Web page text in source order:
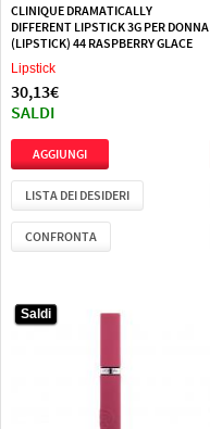
CLINIQUE DRAMATICALLY
DIFFERENT LIPSTICK 3G PER DONNA
(LIPSTICK) 44 RASPBERRY GLACE
Lipstick
30,13€
SALDI
LISTA DEI DESIDERI
CONFRONTA
Saldi
Saldi